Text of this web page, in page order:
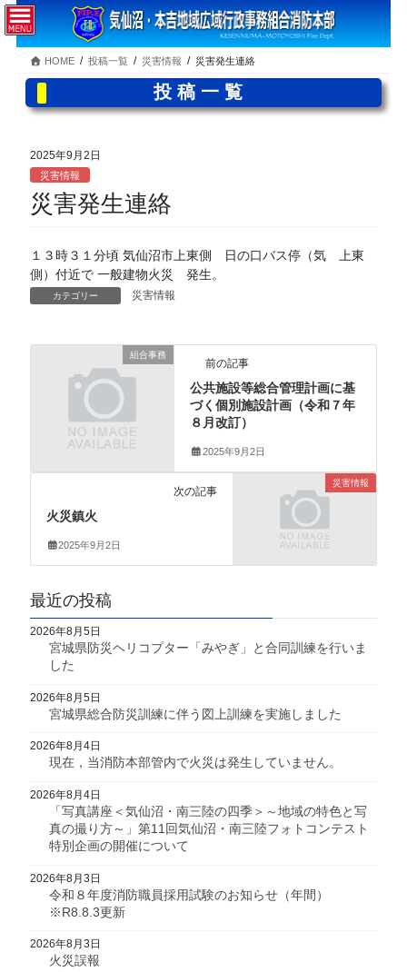
コ
ン
テ
ツ
へ
ナ
ビ
ゲ
シ
ョ
HOME 投稿一覧 災害情報 災害発生連絡
投稿一覧
2025年9月2日
災害情報
災害発生連絡
１３時３１分頃 気仙沼市上東側 日の口バス停（気 上東
側）付近で 一般建物火災 発生。
カテゴリー 災害情報
組合事務
前の記事
公共施設等総合管理計画に基
づく個別施設計画（令和７年
８月改訂）
2025年9月2日
災害情報
次の記事
火災鎮火
2025年9月2日
最近の投稿
宮城県防災ヘリコプター「みやぎ」と合同訓練を行いま
した
2026年8月5日
宮城県総合防災訓練に伴う図上訓練を実施しました
2026年8月5日
現在，当消防本部管内で火災は発生していません。
2026年8月4日
「写真講座＜気仙沼・南三陸の四季＞～地域の特色と写
真の撮り方～」第11回気仙沼・南三陸フォトコンテスト
特別企画の開催について
2026年8月4日
令和８年度消防職員採用試験のお知らせ（年間）
※R8.8.3更新
2026年8月3日
火災誤報
2026年8月3日